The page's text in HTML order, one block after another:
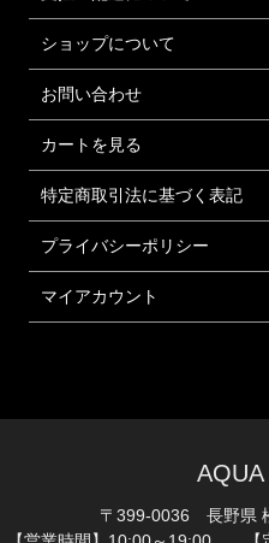
ショップについて
お問い合わせ
カートを見る
特定商取引法に基づく表記
プライバシーポリシー
マイアカウント
AQUA
〒399-0036 長野県